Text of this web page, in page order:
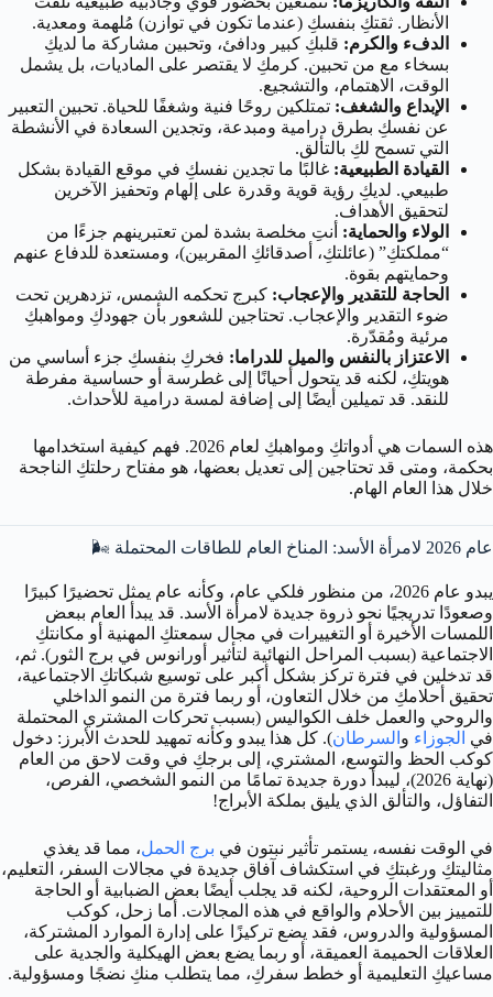
الأنظار. ثقتكِ بنفسكِ (عندما تكون في توازن) مُلهمة ومعدية.
الدفء والكرم: قلبكِ كبير ودافئ، وتحبين مشاركة ما لديكِ
بسخاء مع من تحبين. كرمكِ لا يقتصر على الماديات، بل يشمل
الوقت، الاهتمام، والتشجيع.
الإبداع والشغف: تمتلكين روحًا فنية وشغفًا للحياة. تحبين التعبير
عن نفسكِ بطرق درامية ومبدعة، وتجدين السعادة في الأنشطة
التي تسمح لكِ بالتألق.
القيادة الطبيعية: غالبًا ما تجدين نفسكِ في موقع القيادة بشكل
طبيعي. لديكِ رؤية قوية وقدرة على إلهام وتحفيز الآخرين
لتحقيق الأهداف.
الولاء والحماية: أنتِ مخلصة بشدة لمن تعتبرينهم جزءًا من
“مملكتكِ” (عائلتكِ، أصدقائكِ المقربين)، ومستعدة للدفاع عنهم
وحمايتهم بقوة.
الحاجة للتقدير والإعجاب: كبرج تحكمه الشمس، تزدهرين تحت
ضوء التقدير والإعجاب. تحتاجين للشعور بأن جهودكِ ومواهبكِ
مرئية ومُقدّرة.
الاعتزاز بالنفس والميل للدراما: فخركِ بنفسكِ جزء أساسي من
هويتكِ، لكنه قد يتحول أحيانًا إلى غطرسة أو حساسية مفرطة
للنقد. قد تميلين أيضًا إلى إضافة لمسة درامية للأحداث.
هذه السمات هي أدواتكِ ومواهبكِ لعام 2026. فهم كيفية استخدامها
بحكمة، ومتى قد تحتاجين إلى تعديل بعضها، هو مفتاح رحلتكِ الناجحة
خلال هذا العام الهام.
عام 2026 لامرأة الأسد: المناخ العام للطاقات المحتملة 🌬️
يبدو عام 2026، من منظور فلكي عام، وكأنه عام يمثل تحضيرًا كبيرًا
وصعودًا تدريجيًا نحو ذروة جديدة لامرأة الأسد. قد يبدأ العام ببعض
اللمسات الأخيرة أو التغييرات في مجال سمعتكِ المهنية أو مكانتكِ
الاجتماعية (بسبب المراحل النهائية لتأثير أورانوس في برج الثور). ثم،
قد تدخلين في فترة تركز بشكل أكبر على توسيع شبكاتكِ الاجتماعية،
تحقيق أحلامكِ من خلال التعاون، أو ربما فترة من النمو الداخلي
والروحي والعمل خلف الكواليس (بسبب تحركات المشتري المحتملة
في الجوزاء و السرطان). كل هذا يبدو وكأنه تمهيد للحدث الأبرز: دخول
كوكب الحظ والتوسع، المشتري، إلى برجكِ في وقت لاحق من العام
(نهاية 2026)، ليبدأ دورة جديدة تمامًا من النمو الشخصي، الفرص،
التفاؤل، والتألق الذي يليق بملكة الأبراج!
في الوقت نفسه، يستمر تأثير نبتون في برج الحمل، مما قد يغذي
مثاليتكِ ورغبتكِ في استكشاف آفاق جديدة في مجالات السفر، التعليم،
أو المعتقدات الروحية، لكنه قد يجلب أيضًا بعض الضبابية أو الحاجة
للتمييز بين الأحلام والواقع في هذه المجالات. أما زحل، كوكب
المسؤولية والدروس، فقد يضع تركيزًا على إدارة الموارد المشتركة،
العلاقات الحميمة العميقة، أو ربما يضع بعض الهيكلية والجدية على
مساعيكِ التعليمية أو خطط سفركِ، مما يتطلب منكِ نضجًا ومسؤولية.